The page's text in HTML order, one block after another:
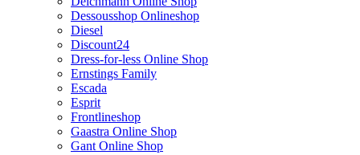
Dessousshop Onlineshop
Diesel
Discount24
Dress-for-less Online Shop
Ernstings Family
Escada
Esprit
Frontlineshop
Gaastra Online Shop
Gant Online Shop